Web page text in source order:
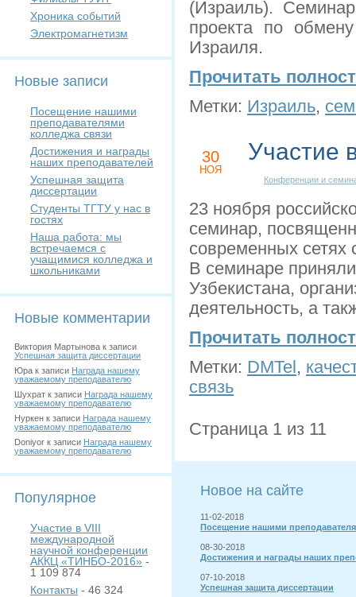
Хроника событий
Электромагнетизм
Новые записи
Посещение нашими
преподавателями
колледжа связи
Достижения и награды
наших преподавателей
Успешная защита
диссертации
Студенты ТГТУ у нас в
гостях
Наша работа: мы
встречаемся с
учащимися колледжа и
школьниками
Новые комментарии
Виктория Мартынова к записи
Успешная защита диссертации
Юра к записи Награда нашему
уважаемому преподавателю
Шухрат к записи Награда нашему
уважаемому преподавателю
Нуркен к записи Награда нашему
уважаемому преподавателю
Doniyor к записи Награда нашему
уважаемому преподавателю
Популярное
Участие в VIII
международной
научной конференции
АККЦ «ТИНБО-2016» -
1 109 874
Контакты - 46 324
(Израиль).
проекта по
Израиля.
Прочитать
Метки: Израиль,
30
НОЯ
Участие
Конференции и
23 ноября
семинар,
современных сетях
В семинаре
Узбекистана,
деятельность, а
Прочитать
Метки: DMTel,
связь
Страница 1 из 11
Новое на сайте
11-02-2018
Посещение нашими
08-30-2018
Достижения и награды наших
07-10-2018
Успешная защита диссертации